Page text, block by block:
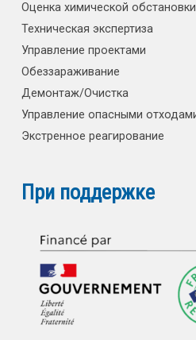
Оценка химической обстановки
Техническая экспертиза
Управление проектами
Обеззараживание
Демонтаж/Очистка
Управление опасными
Экстренное реагирование
При поддержке